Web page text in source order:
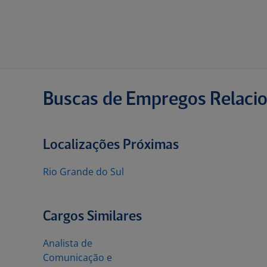
Buscas de Empregos
Localizações Próximas
Rio Grande do Sul
Cargos Similares
Analista de
Comunicação e